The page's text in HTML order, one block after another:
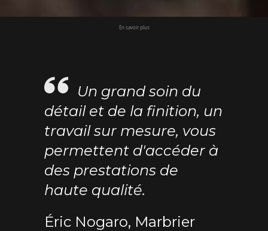
En savoir plus
Un grand soin du
détail et de la finition, un
travail sur mesure, vous
permettent d'accéder à
des prestations de
haute qualité.
Éric Nogaro, Marbrier